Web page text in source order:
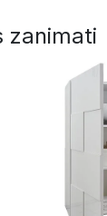
zanimati